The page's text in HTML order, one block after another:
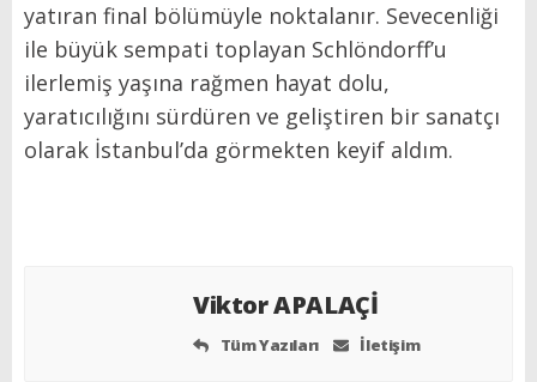
yatıran final bölümüyle noktalanır. Sevecenliği
ile büyük sempati toplayan Schlöndorff’u
ilerlemiş yaşına rağmen hayat dolu,
yaratıcılığını sürdüren ve geliştiren bir sanatçı
olarak İstanbul’da görmekten keyif aldım.
Viktor APALAÇİ
Tüm Yazıları İletişim